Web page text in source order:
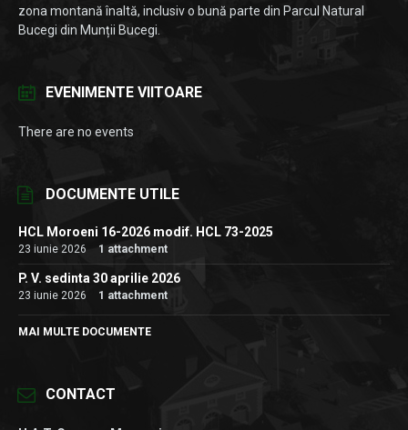
zona montană înaltă, inclusiv o bună parte din Parcul Natural
Bucegi din Munții Bucegi.
EVENIMENTE VIITOARE
There are no events
DOCUMENTE UTILE
HCL Moroeni 16-2026 modif. HCL 73-2025
23 iunie 2026 1 attachment
P. V. sedinta 30 aprilie 2026
23 iunie 2026 1 attachment
MAI MULTE DOCUMENTE
CONTACT